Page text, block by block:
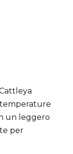
temperature
un leggero
per